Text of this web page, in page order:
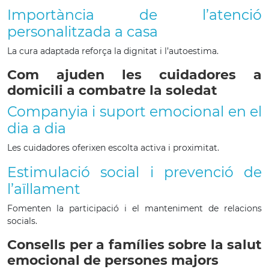
Importància de l’atenció
personalitzada a casa
La cura adaptada reforça la dignitat i l’autoestima.
Com ajuden les cuidadores a
domicili a combatre la soledat
Companyia i suport emocional en el
dia a dia
Les cuidadores oferixen escolta activa i proximitat.
Estimulació social i prevenció de
l’aïllament
Fomenten la participació i el manteniment de relacions
socials.
Consells per a famílies sobre la salut
emocional de persones majors